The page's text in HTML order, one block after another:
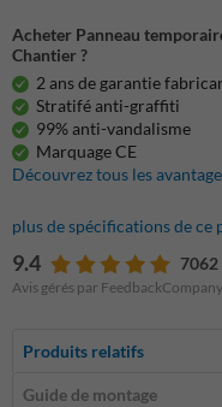
Acheter Panneau
Chantier ?
2 ans de garantie
Stratifé anti-graffiti
99% anti-vandalisme
Marquage CE
Découvrez tous les
plus de spécifications de ce
9.4
Avis gérés par FeedbackCompany
Produits relatifs
Guide de montage